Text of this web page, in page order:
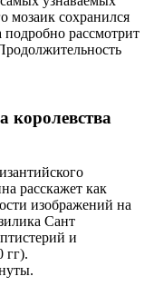
мозаик сохранился
рассмотрит
королевства
расскажет как
изображений на
Сант
и
гг).